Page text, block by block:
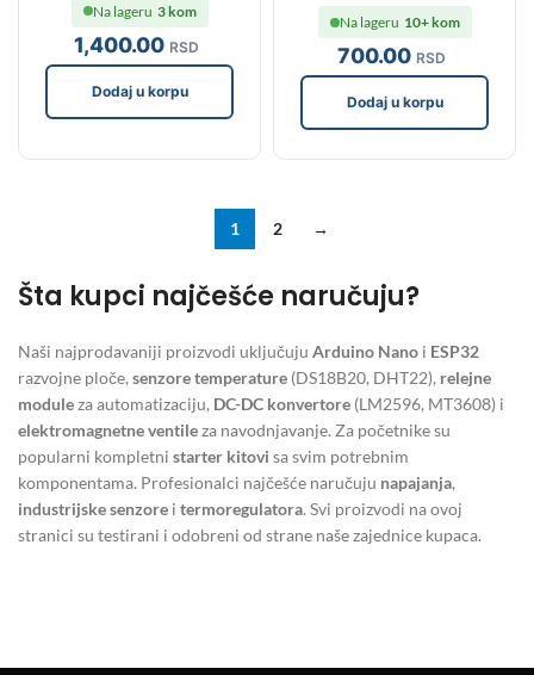
1,400.00 RSD
Na lageru 3 kom
Dodaj u korpu
700.00 RSD
Na lageru 10+ kom
Dodaj u korpu
1 2 →
Šta kupci najčešće naručuju?
Naši najprodavaniji proizvodi uključuju Arduino Nano i ESP32
razvojne ploče, senzore temperature (DS18B20, DHT22), relejne
moduleza automatizaciju, DC-DC konvertore (LM2596, MT3608) i
elektromagnetne ventileza navodnjavanje. Za početnike su
popularni kompletni starter kitovi sa svim potrebnim
komponentama. Profesionalci najčešće naručuju napajanja,
industrijske senzore i termoregulatora. Svi proizvodi na ovoj
stranici su testirani i odobreni od strane naše zajednice kupaca.